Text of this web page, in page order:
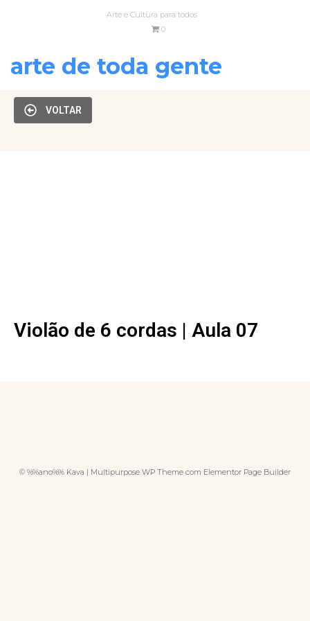
Arte e Cultura para todos
0
arte de toda gente
VOLTAR
Violão de 6 cordas | Aula 07
© %%ano%% Kava | Multipurpose WP Theme com Elementor Page Builder